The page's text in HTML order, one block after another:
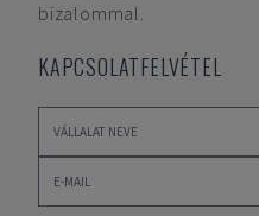
bizalommal.
KAPCSOLATFELVÉTEL